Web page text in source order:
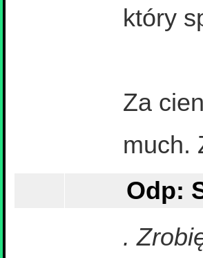
który
Za
much.
Odp:
.